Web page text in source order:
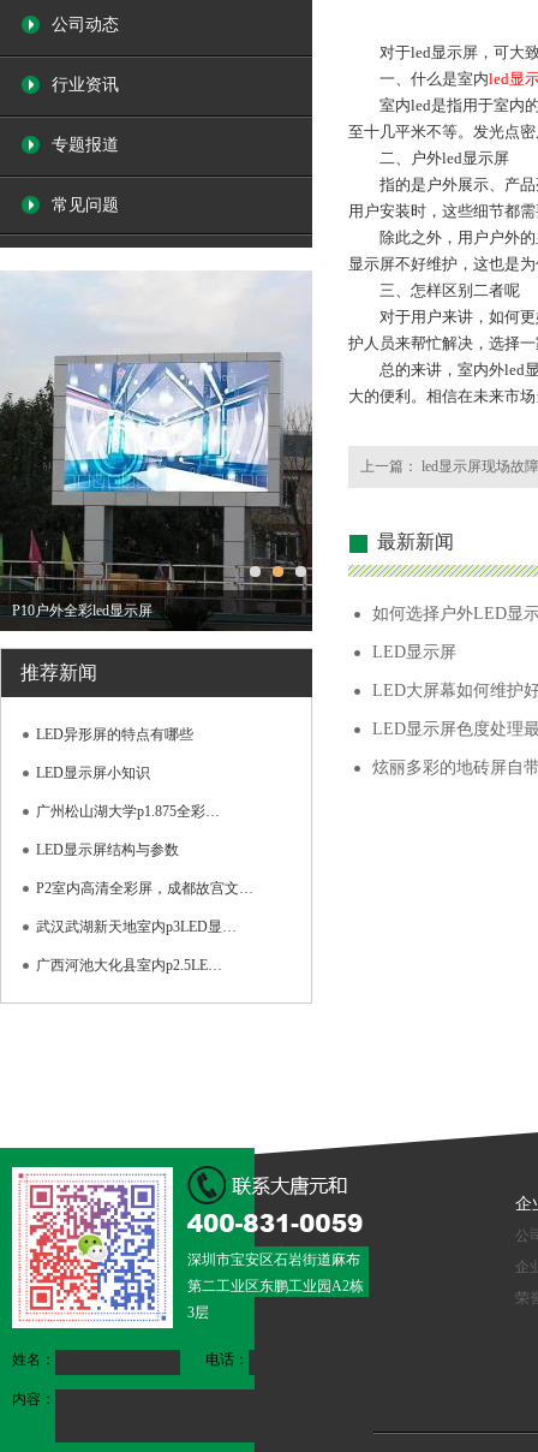
公司动态
行业资讯
专题报道
常见问题
P10户外全彩led显示屏
推荐新闻
LED异形屏的特点有哪些
LED显示屏小知识
广州松山湖大学p1.875全彩…
LED显示屏结构与参数
P2室内高清全彩屏，成都故宫文…
武汉武湖新天地室内p3LED显…
广西河池大化县室内p2.5LE…
对于led显示屏，可大致
一、什么是室内led显
室内led是指用于室内的
至十几平米不等。发光点
二、户外led显示屏
指的是户外展示、产品
用户安装时，这些细节都
除此之外，用户户外的
显示屏不好维护，这也是
三、怎样区别二者呢
对于用户来讲，如何更
护人员来帮忙解决，选择
总的来讲，室内外led显
大的便利。相信在未来市
上一篇： led显示屏现场故
最新新闻
如何选择户外LED显
LED显示屏
LED大屏幕如何维护
LED显示屏色度处理
炫丽多彩的地砖屏自
深圳市宝安区石岩街道麻布
第二工业区东鹏工业园A2栋
3层
姓名： 电话：
内容：
企
公
企
荣